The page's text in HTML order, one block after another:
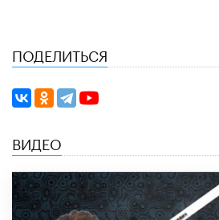
ПОДЕЛИТЬСЯ
ВИДЕО